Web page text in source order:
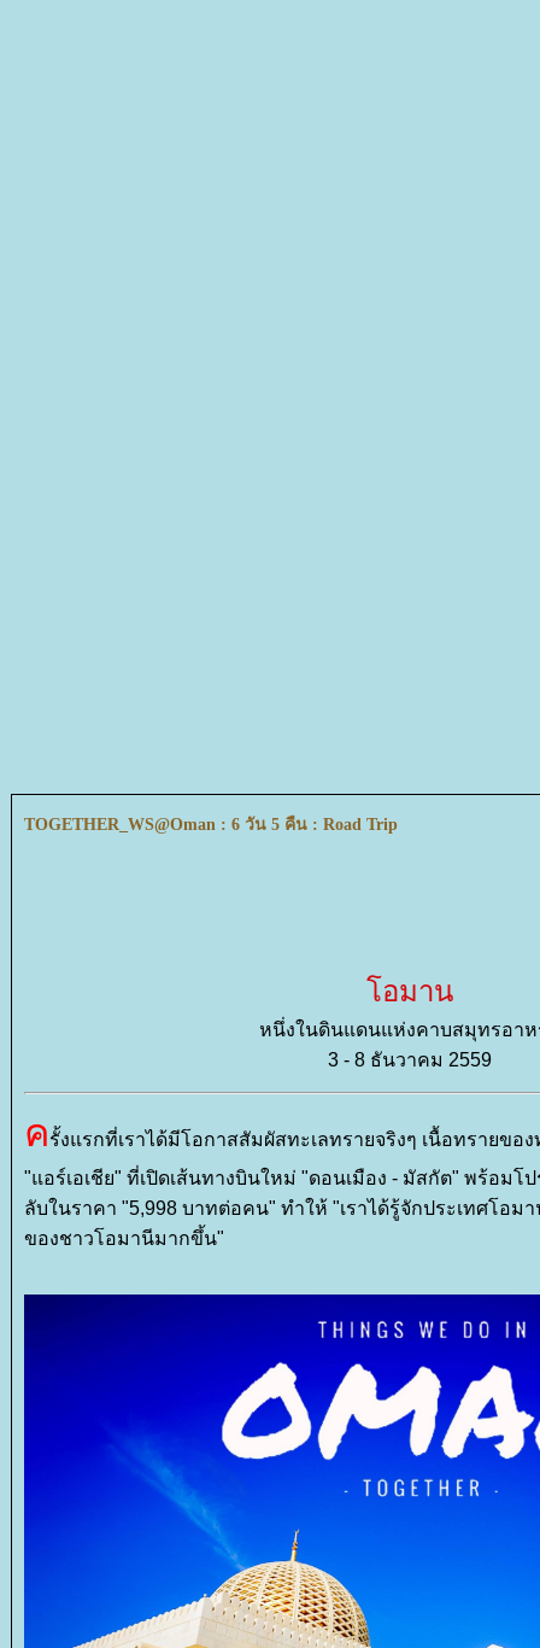
TOGETHER_WS@Oman : 6 วัน 5 คืน : Road Trip
อมาน
หนึ่งในดินแดนแห่งคาบสมุทรอาห
3 - 8 ธันวาคม 2559
ครั้งแรกที่เราได้มีโอกาสสัมผัสทะเลทรายจริงๆ เนื้อทรายขอ
"แอร์เอเชีย" ที่เปิดเส้นทางบินใหม่ "ดอนเมือง - มัสกัต" พร้อม
ลับในราคา "5,998 บาทต่อคน" ทำให้ "เราได้รู้จักประเทศโอม
ของชาวโอมานีมากขึ้น"